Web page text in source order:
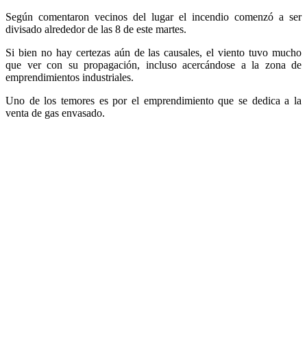
Según comentaron vecinos del lugar el incendio comenzó a ser
divisado alrededor de las 8 de este martes.
Si bien no hay certezas aún de las causales, el viento tuvo mucho
que ver con su propagación, incluso acercándose a la zona de
emprendimientos industriales.
Uno de los temores es por el emprendimiento que se dedica a la
venta de gas envasado.